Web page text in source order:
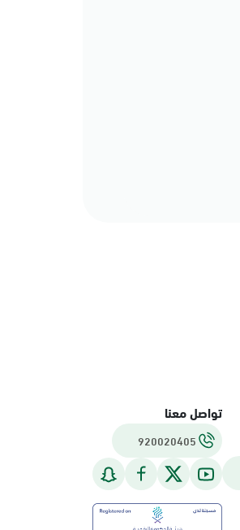
تواصل معنا
920020405